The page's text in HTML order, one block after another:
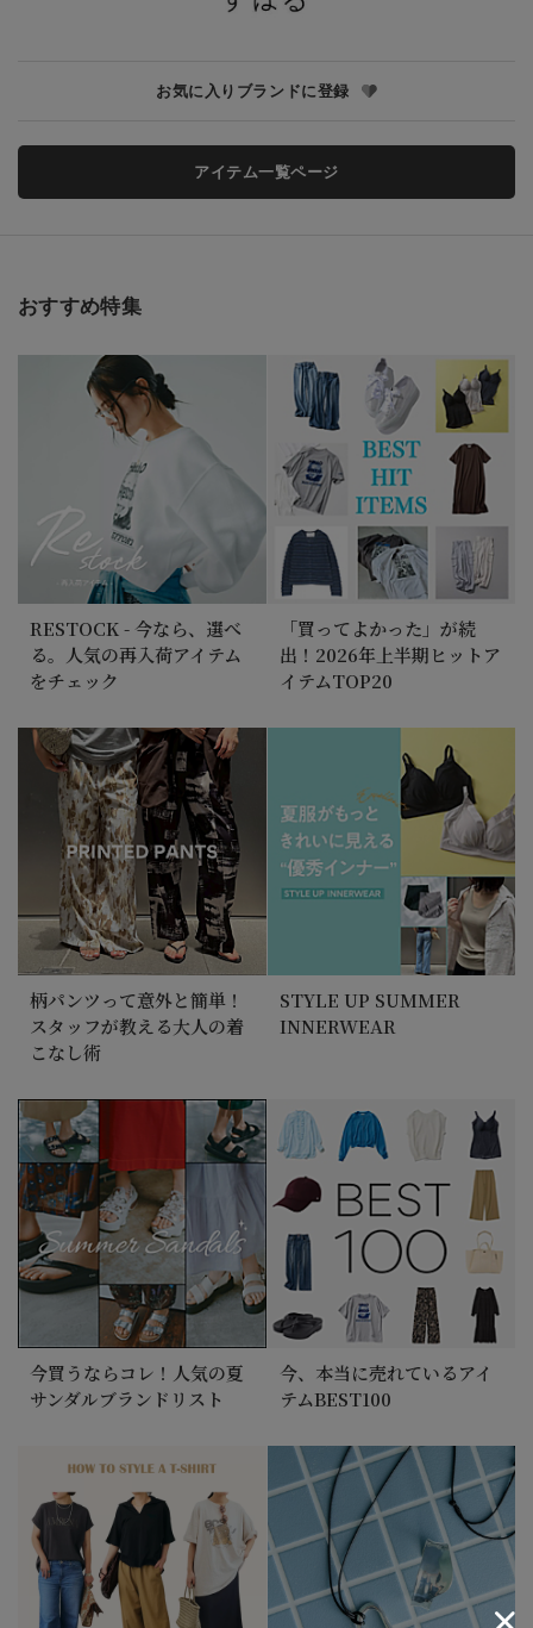
お気に入りブランドに登録
アイテム一覧ページ
おすすめ特集
RESTOCK - 今なら、選べ
る。人気の再入荷アイテム
をチェック
「買ってよかった」が続
出！2026年上半期ヒットア
イテムTOP20
柄パンツって意外と簡単！
スタッフが教える大人の着
こなし術
STYLE UP SUMMER
INNERWEAR
今買うならコレ！人気の夏
サンダルブランドリスト
今、本当に売れているアイ
テムBEST100